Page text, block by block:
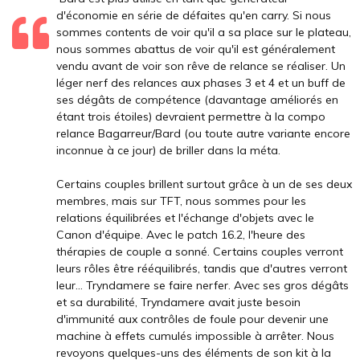
d'économie en série de défaites qu'en carry. Si nous
sommes contents de voir qu'il a sa place sur le plateau,
nous sommes abattus de voir qu'il est généralement
vendu avant de voir son rêve de relance se réaliser. Un
léger nerf des relances aux phases 3 et 4 et un buff de
ses dégâts de compétence (davantage améliorés en
étant trois étoiles) devraient permettre à la compo
relance Bagarreur/Bard (ou toute autre variante encore
inconnue à ce jour) de briller dans la méta.
Certains couples brillent surtout grâce à un de ses deux
membres, mais sur TFT, nous sommes pour les
relations équilibrées et l'échange d'objets avec le
Canon d'équipe. Avec le patch 16.2, l'heure des
thérapies de couple a sonné. Certains couples verront
leurs rôles être rééquilibrés, tandis que d'autres verront
leur... Tryndamere se faire nerfer. Avec ses gros dégâts
et sa durabilité, Tryndamere avait juste besoin
d'immunité aux contrôles de foule pour devenir une
machine à effets cumulés impossible à arrêter. Nous
revoyons quelques-uns des éléments de son kit à la